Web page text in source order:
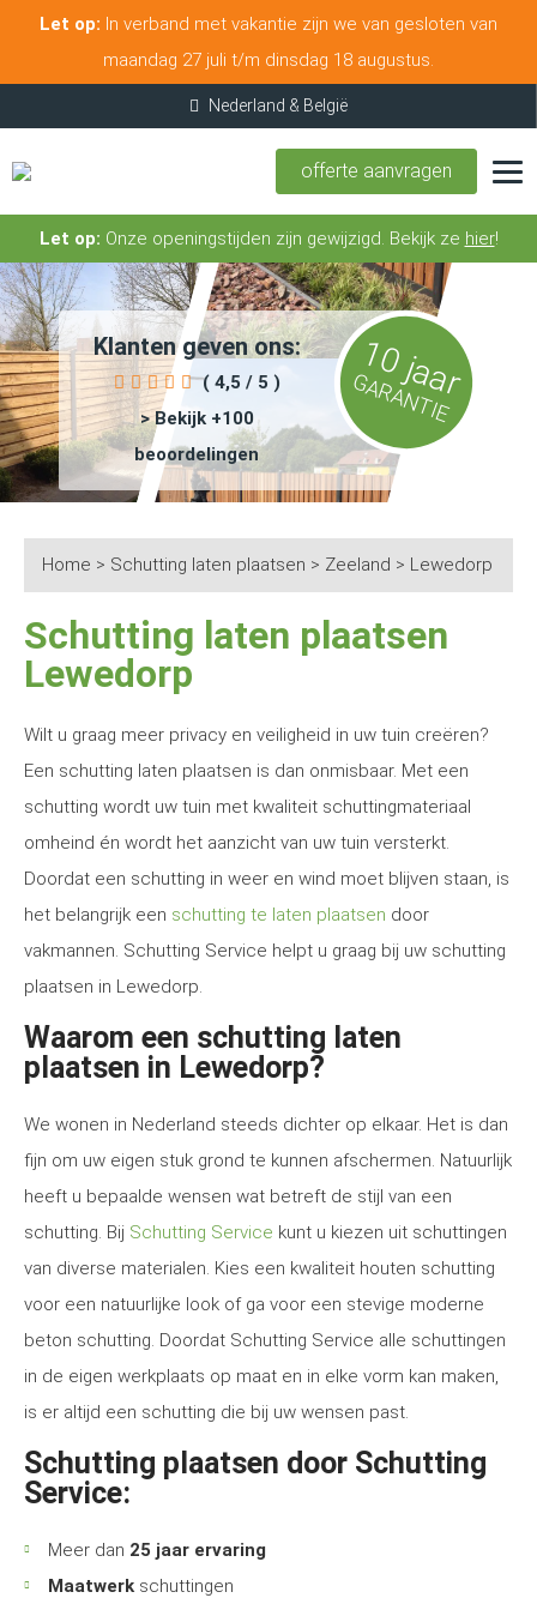
Let op: In verband met vakantie zijn we van gesloten van
maandag 27 juli t/m dinsdag 18 augustus.
offerte aanvragen
Let op: Onze openingstijden zijn gewijzigd. Bekijk ze hier!
Klanten geven ons:
( 4,5 / 5 )
> Bekijk +100
beoordelingen
10 jaar
GARANTIE
Home > Schutting laten plaatsen > Zeeland > Lewedorp
Schutting laten plaatsen
Lewedorp
Wilt u graag meer privacy en veiligheid in uw tuin creëren?
Een schutting laten plaatsen is dan onmisbaar. Met een
schutting wordt uw tuin met kwaliteit schuttingmateriaal
omheind én wordt het aanzicht van uw tuin versterkt.
Doordat een schutting in weer en wind moet blijven staan, is
het belangrijk een schutting te laten plaatsen door
vakmannen. Schutting Service helpt u graag bij uw schutting
plaatsen in Lewedorp.
Waarom een schutting laten
plaatsen in Lewedorp?
We wonen in Nederland steeds dichter op elkaar. Het is dan
fijn om uw eigen stuk grond te kunnen afschermen. Natuurlijk
heeft u bepaalde wensen wat betreft de stijl van een
schutting. Bij Schutting Service kunt u kiezen uit schuttingen
van diverse materialen. Kies een kwaliteit houten schutting
voor een natuurlijke look of ga voor een stevige moderne
beton schutting. Doordat Schutting Service alle schuttingen
in de eigen werkplaats op maat en in elke vorm kan maken,
is er altijd een schutting die bij uw wensen past.
Schutting plaatsen door Schutting
Service:
Meer dan 25 jaar ervaring
Maatwerk schuttingen